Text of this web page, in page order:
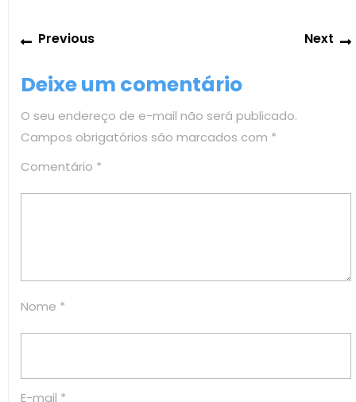
Navegação
de
Post
PreviousPrevious
Next
Deixe um comentário
O seu endereço de e-mail não será publicado.
Campos obrigatórios são marcados com *
Comentário *
Nome *
E-mail *